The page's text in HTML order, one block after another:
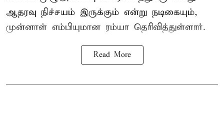
ஆதரவு நிச்சயம் இருக்கும் என்று நடிகையும்,
முன்னாள் எம்பியுமான ரம்யா தெரிவித்துள்ளார்.
Read More